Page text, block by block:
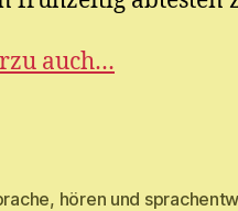
auch…
, hören und